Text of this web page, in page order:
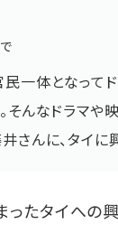
一体となって
。そんなドラマ
さんに、タイ
ったタイへの